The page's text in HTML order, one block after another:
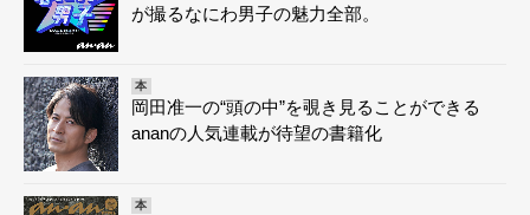
が撮るなにわ男子の魅力全部。
本
岡田准一の“頭の中”を覗き見ることができる
ananの人気連載が待望の書籍化
本